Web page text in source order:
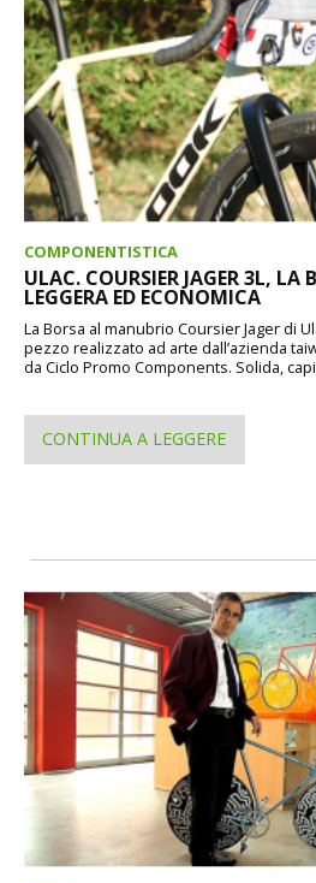
COMPONENTISTICA
ULAC. COURSIER JAGER 3L, LA
LEGGERA ED ECONOMICA
La Borsa al manubrio Coursier Jager di
pezzo realizzato ad arte dall’azienda
da Ciclo Promo Components. Solida,
CONTINUA A LEGGERE